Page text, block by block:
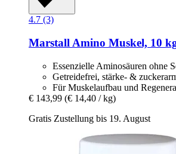
4.7 (3)
Marstall Amino Muskel, 10
Essenzielle Aminosäuren ohne
Getreidefrei, stärke- &
Für Muskelaufbau und
€ 143,99 (€ 14,40 / kg)
Gratis Zustellung bis 19. August